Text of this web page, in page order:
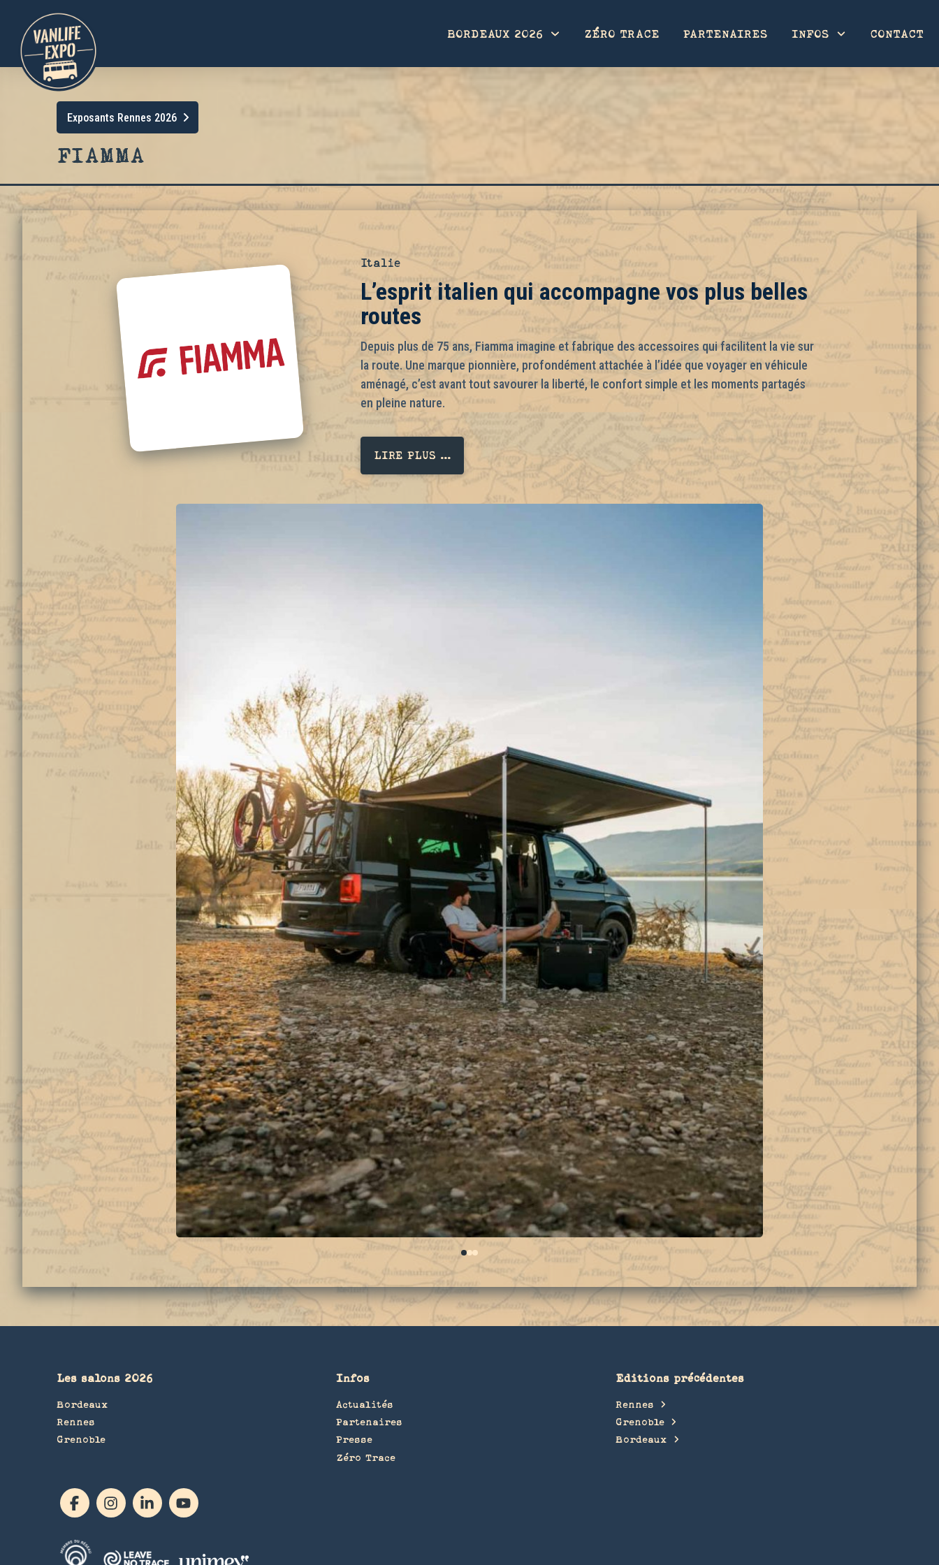
BORDEAUX 2026 ZÉRO TRACE PARTENAIRES INFOS CONTACT
Exposants Rennes 2026
FIAMMA
Italie
L’esprit italien qui accompagne vos plus belles
routes
Depuis plus de 75 ans, Fiamma imagine et fabrique des accessoires qui facilitent la vie sur
la route. Une marque pionnière, profondément attachée à l’idée que voyager en véhicule
aménagé, c’est avant tout savourer la liberté, le confort simple et les moments partagés
en pleine nature.
LIRE PLUS ...
012
Les salons 2026
Bordeaux
Rennes
Grenoble
Infos
Actualités
Partenaires
Presse
Zéro Trace
Editions précédentes
Rennes
Grenoble
Bordeaux